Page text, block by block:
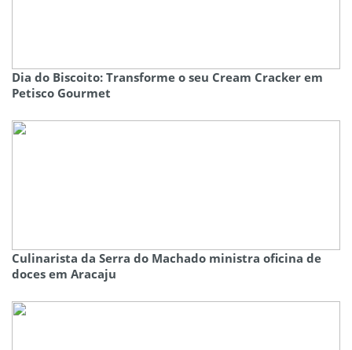
Dia do Biscoito: Transforme o seu Cream Cracker em
Petisco Gourmet
Culinarista da Serra do Machado ministra oficina de
doces em Aracaju